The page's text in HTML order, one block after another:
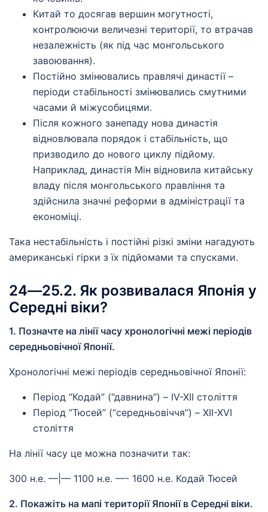
Китай то досягав вершин могутності,
контролюючи величезні території, то втрачав
незалежність (як під час монгольського
завоювання).
Постійно змінювались правлячі династії –
періоди стабільності змінювались смутними
часами й міжусобицями.
Після кожного занепаду нова династія
відновлювала порядок і стабільність, що
призводило до нового циклу підйому.
Наприклад, династія Мін відновила китайську
владу після монгольського правління та
здійснила значні реформи в адміністрації та
економіці.
Така нестабільність і постійні різкі зміни нагадують
американські гірки з їх підйомами та спусками.
24―25.2. Як розвивалася Японія у
Середні віки?
1. Позначте на лінії часу хронологічні межі періодів
середньовічної Японії.
Хронологічні межі періодів середньовічної Японії:
Період “Кодай” (“давнина”) – IV-XII століття
Період “Тюсей” (“середньовіччя”) – XII-XVI
століття
На лінії часу це можна позначити так:
300 н.е. —|— 1100 н.е. —- 1600 н.е. Кодай Тюсей
2. Покажіть на мапі території Японії в Середні віки.